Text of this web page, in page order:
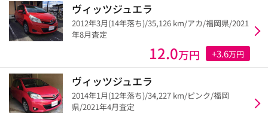
ヴィッツジュエラ
2012年3月(14年落ち)/35,126 km/アカ/福岡県/2021
年8月査定
12.0万円 +3.6万円
ヴィッツジュエラ
2014年1月(12年落ち)/34,227 km/ピンク/福岡
県/2021年4月査定